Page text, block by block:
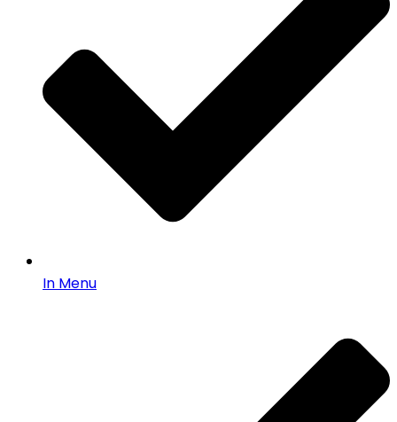
In Menu